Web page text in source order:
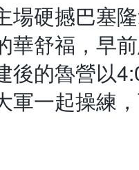
場硬撼巴塞
華舒福，早
後的魯營以
軍一起操練